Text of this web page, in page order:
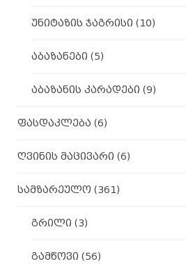
უნიტაზის ჯაგრისი (10)
აბაზანები (5)
აბაზანის კარადები (9)
ფასდაკლება (6)
ღვინის მაცივარი (6)
სამზარეულო (361)
გრილი (3)
გამწოვი (56)